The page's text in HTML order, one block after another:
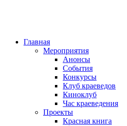
Главная
Мероприятия
Анонсы
События
Конкурсы
Клуб краеведов
Киноклуб
Час краеведения
Проекты
Красная книга